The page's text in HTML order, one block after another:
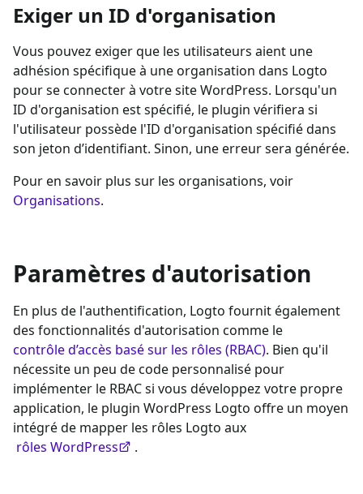
Exiger un ID d'organisation
Vous pouvez exiger que les utilisateurs aient une
adhésion spécifique à une organisation dans Logto
pour se connecter à votre site WordPress. Lorsqu'un
ID d'organisation est spécifié, le plugin vérifiera si
l'utilisateur possède l'ID d'organisation spécifié dans
son jeton d’identifiant. Sinon, une erreur sera générée.
Pour en savoir plus sur les organisations, voir
Organisations.
Paramètres d'autorisation
En plus de l'authentification, Logto fournit également
des fonctionnalités d'autorisation comme le
contrôle d’accès basé sur les rôles (RBAC). Bien qu'il
nécessite un peu de code personnalisé pour
implémenter le RBAC si vous développez votre propre
application, le plugin WordPress Logto offre un moyen
intégré de mapper les rôles Logto aux
rôles WordPress
.